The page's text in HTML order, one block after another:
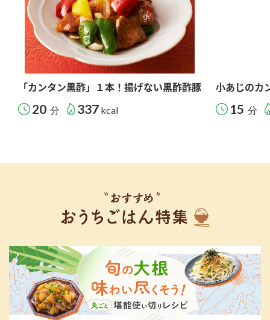
「カンタン黒酢」１本！揚げない黒酢酢豚
20 分 337 kcal
小あじのカ
15 分